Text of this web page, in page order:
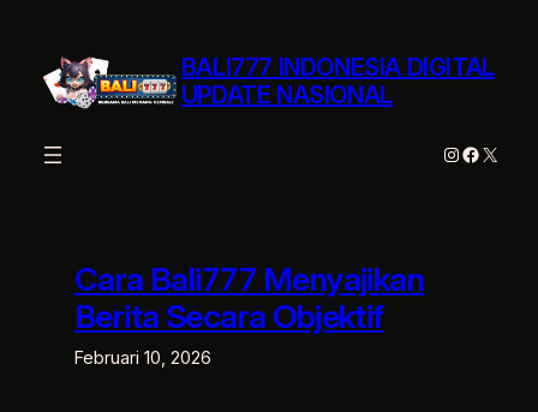
konten
BALI777 INDONESIA DIGITAL
UPDATE NASIONAL
Instagram
X
Cara Bali777 Menyajikan
Berita Secara Objektif
Februari 10, 2026